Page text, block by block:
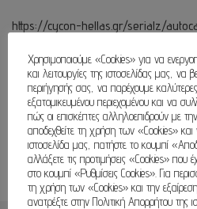
https://cycon-hellas.gr/serialz/
Χρησιμοποιούμε «Cookies» για να
και λειτουργίες της ιστοσελίδας μας, να
περιήγησής σας, να παρέχουμε
εξατομικευμένου περιεχομένου και να
πώς οι επισκέπτες αλληλοεπιδρούν με
αποδεχθείτε τη χρήση των «Cookies» και
ιστοσελίδα μας, πατήστε το κουμπί
αλλάξετε τις προτιμήσεις «Cookies» που
στο κουμπί «Ρυθμίσεις Cookies». Για
τη χρήση των «Cookies» και την
ανατρέξτε στην Πολιτική Απορρήτου της